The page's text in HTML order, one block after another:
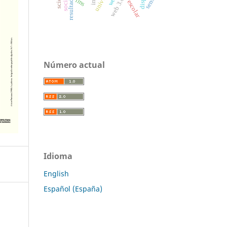
web 3.0
Número actual
Idioma
English
Español (España)